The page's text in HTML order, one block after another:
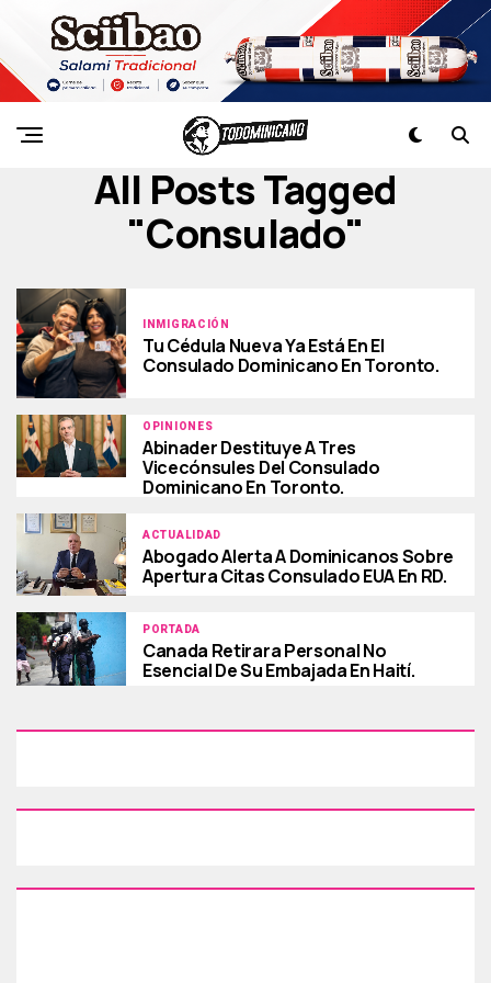
All Posts Tagged
"consulado"
INMIGRACIÓN
Tu Cédula Nueva Ya Está En El
Consulado Dominicano En Toronto.
OPINIONES
Abinader Destituye A Tres
Vicecónsules Del Consulado
Dominicano En Toronto.
ACTUALIDAD
Abogado Alerta A Dominicanos Sobre
Apertura Citas Consulado EUA En RD.
PORTADA
Canada Retirara Personal No
Esencial De Su Embajada En Haití.